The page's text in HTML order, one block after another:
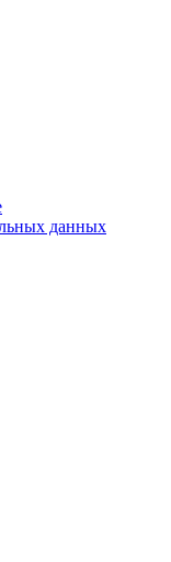
данных